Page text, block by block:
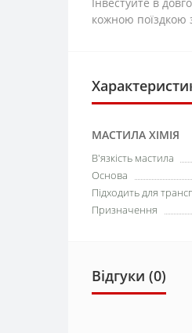
кожною поїздкою
МАСТИЛА ХІМІЯ
В'язкість мастила
Основа
Підходить для
Призначення
Відгуки (0)